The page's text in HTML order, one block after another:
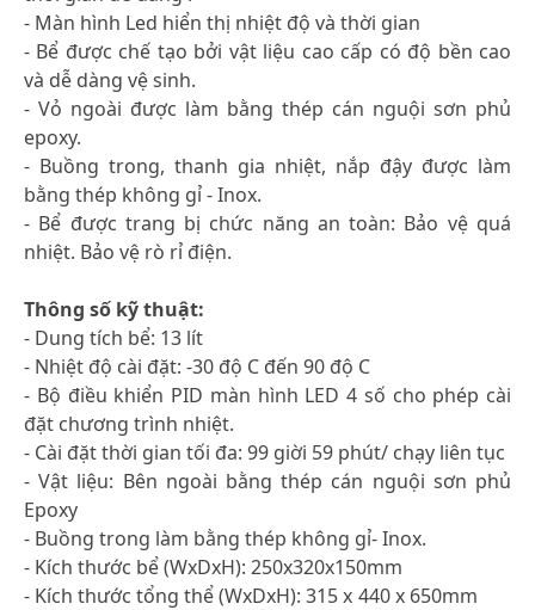
- Màn hình Led hiển thị nhiệt độ và thời gian
- Bể được chế tạo bởi vật liệu cao cấp có độ bền cao
và dễ dàng vệ sinh.
- Vỏ ngoài được làm bằng thép cán nguội sơn phủ
epoxy.
- Buồng trong, thanh gia nhiệt, nắp đậy được làm
bằng thép không gỉ - Inox.
- Bể được trang bị chức năng an toàn: Bảo vệ quá
nhiệt. Bảo vệ rò rỉ điện.
Thông số kỹ thuật:
- Dung tích bể: 13 lít
- Nhiệt độ cài đặt: -30 độ C đến 90 độ C
- Bộ điều khiển PID màn hình LED 4 số cho phép cài
đặt chương trình nhiệt.
- Cài đặt thời gian tối đa: 99 giời 59 phút/ chạy liên tục
- Vật liệu: Bên ngoài bằng thép cán nguội sơn phủ
Epoxy
- Buồng trong làm bằng thép không gỉ- Inox.
- Kích thước bể (WxDxH): 250x320x150mm
- Kích thước tổng thể (WxDxH): 315 x 440 x 650mm